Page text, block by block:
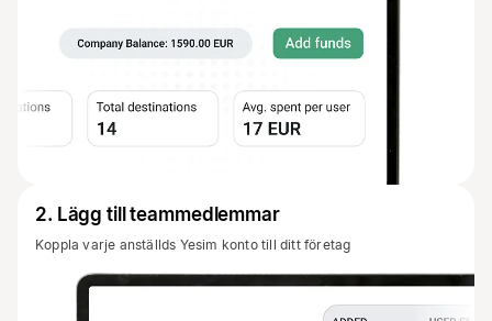
2. Lägg till teammedlemmar
Koppla varje anställds Yesim konto till ditt företag